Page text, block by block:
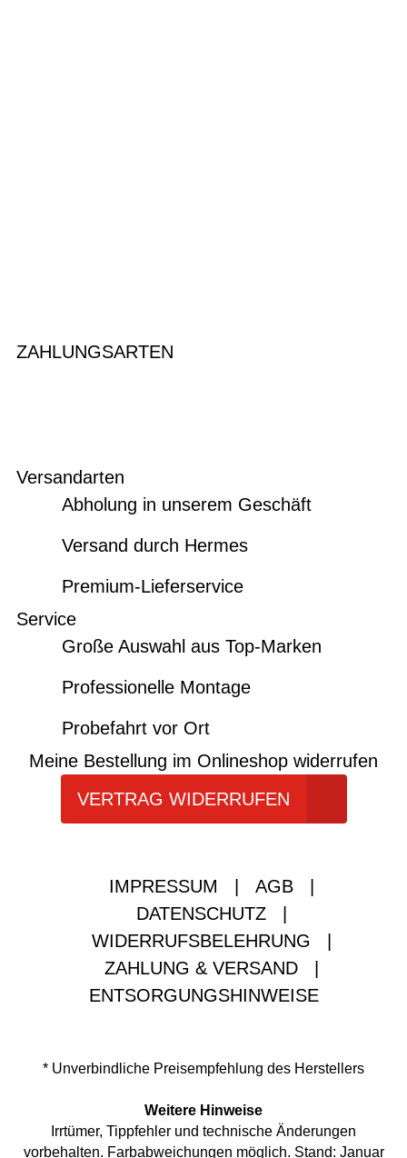
ZAHLUNGSARTEN
Versandarten
Abholung in unserem Geschäft
Versand durch Hermes
Premium-Lieferservice
Service
Große Auswahl aus Top-Marken
Professionelle Montage
Probefahrt vor Ort
Meine Bestellung im Onlineshop widerrufen
VERTRAG WIDERRUFEN
IMPRESSUM AGB
DATENSCHUTZ
WIDERRUFSBELEHRUNG
ZAHLUNG & VERSAND
ENTSORGUNGSHINWEISE
* Unverbindliche Preisempfehlung des Herstellers
Weitere Hinweise
Irrtümer, Tippfehler und technische Änderungen
vorbehalten. Farbabweichungen möglich. Stand: Januar